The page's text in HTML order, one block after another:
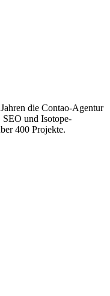
die Contao-Agentur
SEO und Isotope-
400 Projekte.